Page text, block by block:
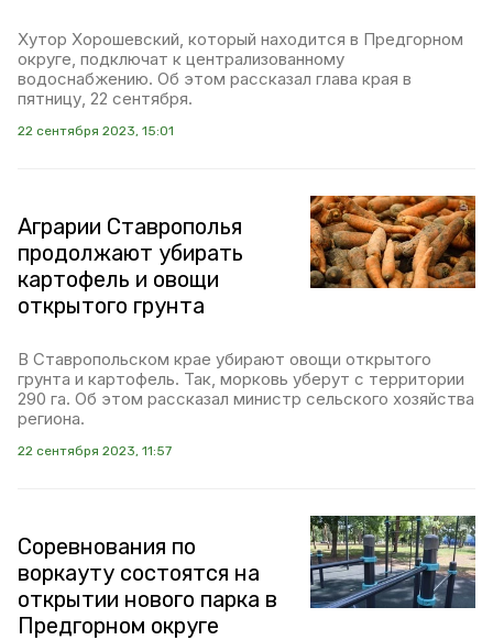
Хутор Хорошевский, который находится в Предгорном
округе, подключат к централизованному
водоснабжению. Об этом рассказал глава края в
пятницу, 22 сентября.
22 сентября 2023, 15:01
Аграрии Ставрополья
продолжают убирать
картофель и овощи
открытого грунта
В Ставропольском крае убирают овощи открытого
грунта и картофель. Так, морковь уберут с территории
290 га. Об этом рассказал министр сельского хозяйства
региона.
22 сентября 2023, 11:57
Соревнования по
воркауту состоятся на
открытии нового парка в
Предгорном округе